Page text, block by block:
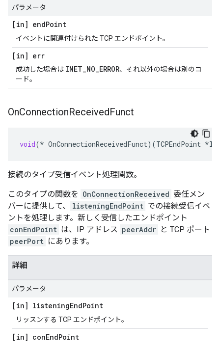
パラメータ
[in] endPoint
イベントに関連付けられた TCP エンドポイント。
[in] err
成功した場合は INET_NO_ERROR、それ以外の場合は別のコ
ード。
OnConnectionReceivedFunct
void(* OnConnectionReceivedFunct)(TCPEndPoint *
接続のタイプ受信イベント処理関数。
このタイプの関数を OnConnectionReceived 委任メン
バーに提供して、
listeningEndPoint での接続受信イベ
ントを処理します。新しく受信したエンドポイント
conEndPoint は、IP アドレス peerAddr と TCP ポート
peerPort にあります。
詳細
パラメータ
[in] listeningEndPoint
リッスンする TCP エンドポイント。
[in] conEndPoint